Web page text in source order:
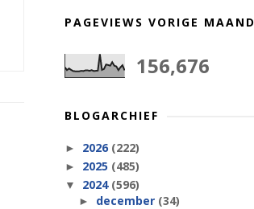
PAGEVIEWS VORIGE MAAND
156,676
BLOGARCHIEF
► 2026 (222)
► 2025 (485)
▼ 2024 (596)
► december (34)